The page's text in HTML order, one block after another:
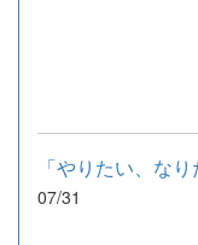
「やりたい、な
07/31